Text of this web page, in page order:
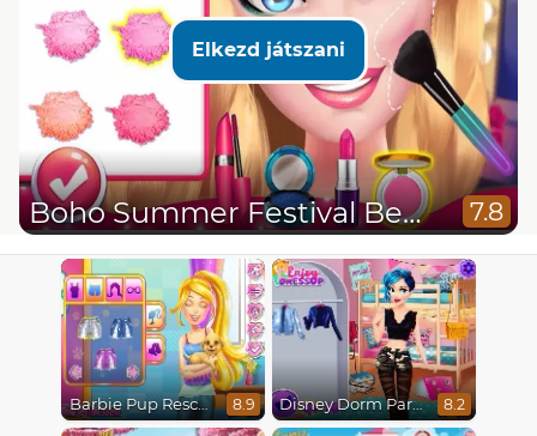
Elkezd játszani
Boho Summer Festival Besties 7.8
Barbie Pup Rescue 8.9 Disney Dorm Party 8.2